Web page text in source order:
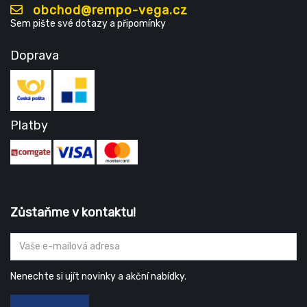
obchod@rempo-vega.cz
Sem pište své dotazy a připomínky
Doprava
Platby
Zůstaňme v kontaktu!
Nenechte si ujít novinky a akční nabídky.